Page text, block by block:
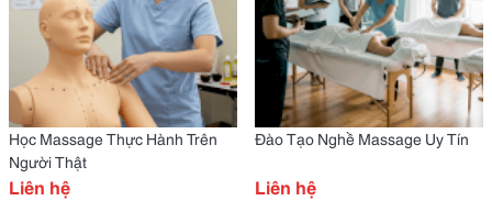
Học Massage Thực Hành Trên
Người Thật
Liên hệ
Đào Tạo Nghề Massage Uy Tín
Liên hệ